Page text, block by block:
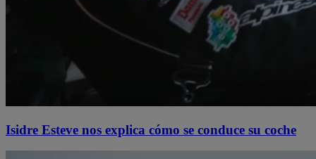
Isidre Esteve nos explica cómo se conduce su coche